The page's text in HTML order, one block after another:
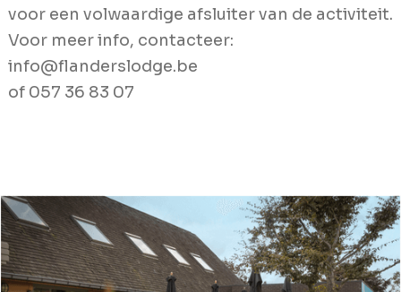
voor een volwaardige afsluiter van de activiteit.
Voor meer info, contacteer:
info@flanderslodge.be
of 057 36 83 07